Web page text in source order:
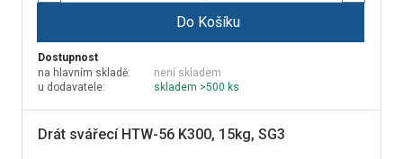
Do Košíku
Dostupnost
na hlavním skladě:
není skladem
u dodavatele:
skladem >500 ks
Drát svářecí HTW-56 K300, 15kg, SG3